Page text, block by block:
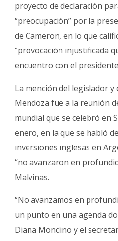
proyecto de declaración
“preocupación” por la
de Cameron, en lo que
“provocación injustificada
encuentro con el
La mención del legislador
Mendoza fue a la reunión
mundial que se celebró en
enero, en la que se habló
inversiones inglesas en
“no avanzaron en
Malvinas.
“No avanzamos en
un punto en una agenda
Diana Mondino y el